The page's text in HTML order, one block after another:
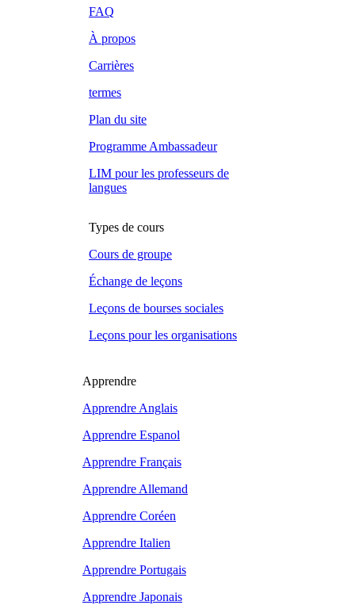
FAQ
À propos
Carrières
termes
Plan du site
Programme Ambassadeur
LIM pour les professeurs de
langues
Types de cours
Cours de groupe
Échange de leçons
Leçons de bourses sociales
Leçons pour les organisations
Apprendre
Apprendre Anglais
Apprendre Espanol
Apprendre Français
Apprendre Allemand
Apprendre Coréen
Apprendre Italien
Apprendre Portugais
Apprendre Japonais